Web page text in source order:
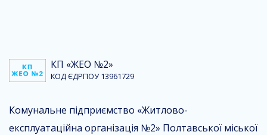
КП «ЖЕО №2»
КОД ЄДРПОУ 13961729
Комунальне підприємство «Житлово-
експлуатаційна організація №2» Полтавської міської